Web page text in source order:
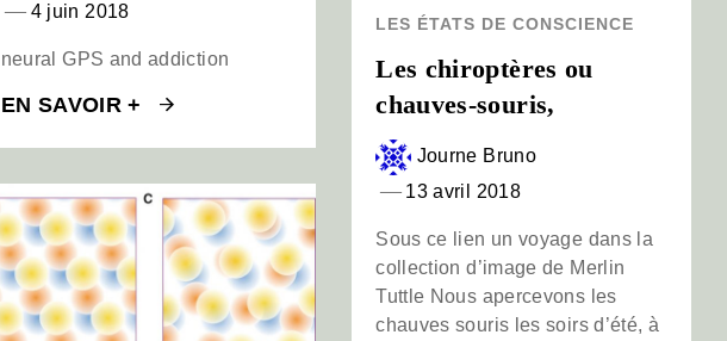
4 juin 2018
neural GPS and addiction
EN SAVOIR +
LES ÉTATS DE CONSCIENCE
Les chiroptères ou
chauves-souris,
Journe Bruno
13 avril 2018
Sous ce lien un voyage dans la
collection d’image de Merlin
Tuttle Nous apercevons les
chauves souris les soirs d’été, à